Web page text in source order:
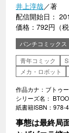
井上淳哉／著
配信開始日：
価格：792円（税
バンチコミックス
青年コミック
メカ・ロボット
作品カナ：ブトゥ
シリーズ名：
紙書籍ISBN：978-
事態は最終局